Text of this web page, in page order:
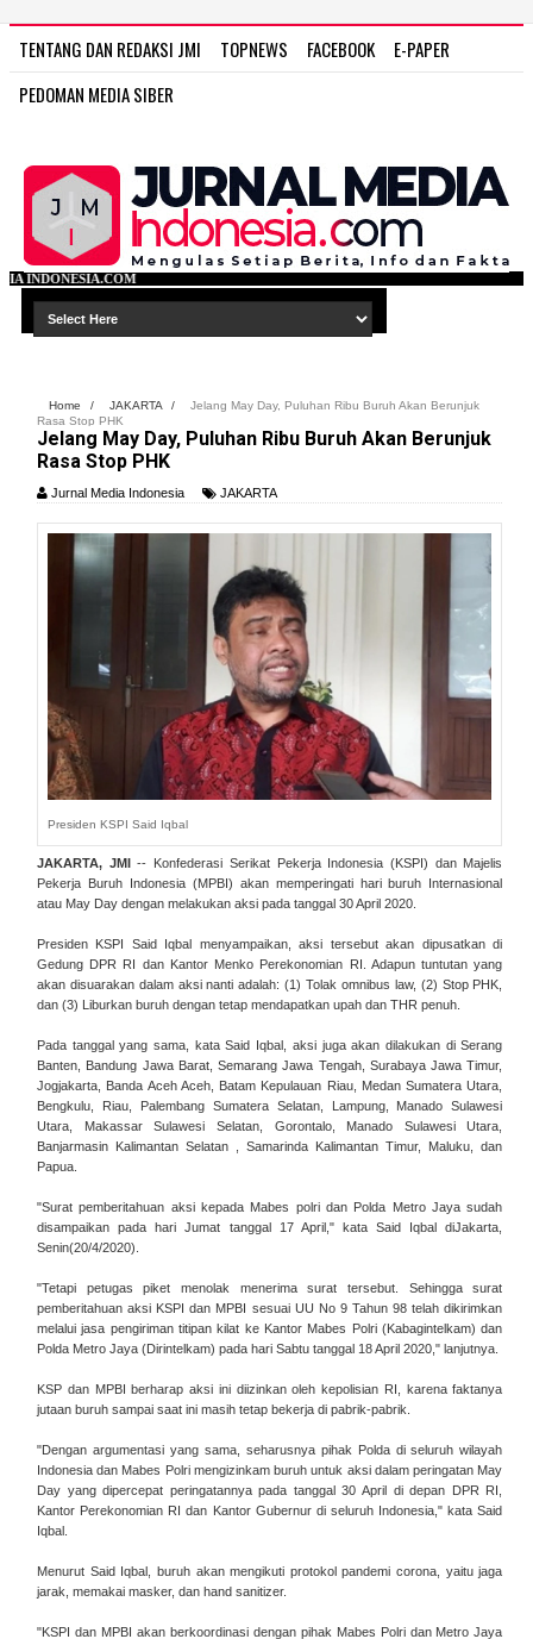
TENTANG DAN REDAKSI JMI TOPNEWS FACEBOOK
E-PAPER
PEDOMAN MEDIA SIBER
Home / JAKARTA /
Jelang May Day, Puluhan Ribu Buruh Akan Berunjuk
Rasa Stop PHK
Jelang May Day, Puluhan Ribu Buruh Akan Berunjuk
Rasa Stop PHK
Jurnal Media Indonesia JAKARTA
Presiden KSPI Said Iqbal
JAKARTA, JMI-- Konfederasi Serikat Pekerja Indonesia (KSPI) dan Majelis
Pekerja Buruh Indonesia (MPBI) akan memperingati hari buruh Internasional
atau May Day dengan melakukan aksi pada tanggal 30 April 2020.
Presiden KSPI Said Iqbal menyampaikan, aksi tersebut akan dipusatkan di
Gedung DPR RI dan Kantor Menko Perekonomian RI. Adapun tuntutan yang
akan disuarakan dalam aksi nanti adalah: (1) Tolak omnibus law, (2) Stop PHK,
dan (3) Liburkan buruh dengan tetap mendapatkan upah dan THR penuh.
Pada tanggal yang sama, kata Said Iqbal, aksi juga akan dilakukan di Serang
Banten, Bandung Jawa Barat, Semarang Jawa Tengah, Surabaya Jawa Timur,
Jogjakarta, Banda Aceh Aceh, Batam Kepulauan Riau, Medan Sumatera Utara,
Bengkulu, Riau, Palembang Sumatera Selatan, Lampung, Manado Sulawesi
Utara, Makassar Sulawesi Selatan, Gorontalo, Manado Sulawesi Utara,
Banjarmasin Kalimantan Selatan , Samarinda Kalimantan Timur, Maluku, dan
Papua.
"Surat pemberitahuan aksi kepada Mabes polri dan Polda Metro Jaya sudah
disampaikan pada hari Jumat tanggal 17 April," kata Said Iqbal diJakarta,
Senin(20/4/2020).
"Tetapi petugas piket menolak menerima surat tersebut. Sehingga surat
pemberitahuan aksi KSPI dan MPBI sesuai UU No 9 Tahun 98 telah dikirimkan
melalui jasa pengiriman titipan kilat ke Kantor Mabes Polri (Kabagintelkam) dan
Polda Metro Jaya (Dirintelkam) pada hari Sabtu tanggal 18 April 2020," lanjutnya.
KSP dan MPBI berharap aksi ini diizinkan oleh kepolisian RI, karena faktanya
jutaan buruh sampai saat ini masih tetap bekerja di pabrik-pabrik.
"Dengan argumentasi yang sama, seharusnya pihak Polda di seluruh wilayah
Indonesia dan Mabes Polri mengizinkam buruh untuk aksi dalam peringatan May
Day yang dipercepat peringatannya pada tanggal 30 April di depan DPR RI,
Kantor Perekonomian RI dan Kantor Gubernur di seluruh Indonesia," kata Said
Iqbal.
Menurut Said Iqbal, buruh akan mengikuti protokol pandemi corona, yaitu jaga
jarak, memakai masker, dan hand sanitizer.
"KSPI dan MPBI akan berkoordinasi dengan pihak Mabes Polri dan Metro Jaya